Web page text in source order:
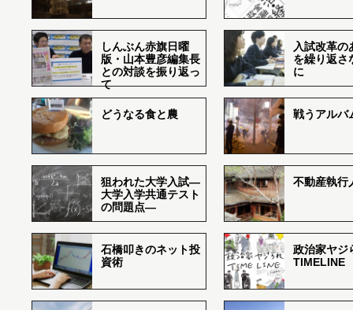
しんぶん赤旗日曜
版・山本豊彦編集長
との対談を振り返っ
て
入試改革の
を繰り返さ
に
どうなる食と農 戦うアルバ
狙われた大学入試―
大学入学共通テスト
の問題点―
不動産執行
石橋叩きのネット投
資術
政治家ヤジ
TIMELINE